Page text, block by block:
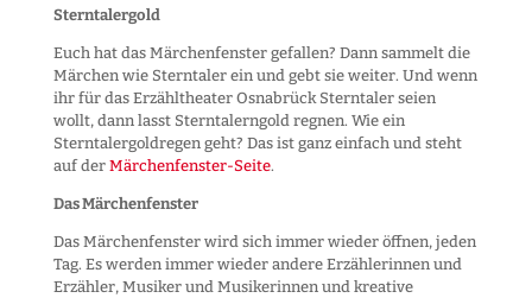
Sterntalergold
Euch hat das Märchenfenster gefallen? Dann sammelt die
Märchen wie Sterntaler ein und gebt sie weiter. Und wenn
ihr für das Erzähltheater Osnabrück Sterntaler seien
wollt, dann lasst Sterntalerngold regnen. Wie ein
Sterntalergoldregen geht? Das ist ganz einfach und steht
auf der Märchenfenster-Seite.
Das Märchenfenster
Das Märchenfenster wird sich immer wieder öffnen, jeden
Tag. Es werden immer wieder andere Erzählerinnen und
Erzähler, Musiker und Musikerinnen und kreative